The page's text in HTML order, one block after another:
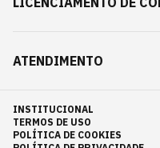
ATENDIMENTO
INSTITUCIONAL
TERMOS DE USO
POLÍTICA DE COOKIES